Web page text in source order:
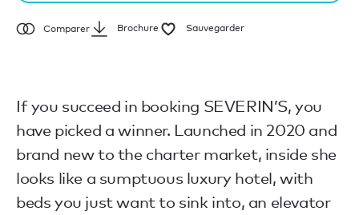
Comparer Brochure Sauvegarder
If you succeed in booking SEVERIN’S, you
have picked a winner. Launched in 2020 and
brand new to the charter market, inside she
looks like a sumptuous luxury hotel, with
beds you just want to sink into, an elevator